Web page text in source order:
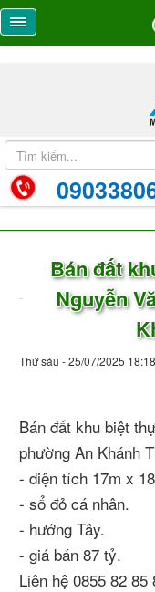
Bán đất
Nguyễn
Thứ sáu - 25/07/2025 18:18
Bán đất khu biệt
phường An Khánh
- diện tích 17m x
- sổ đỏ cá nhân.
- hướng Tây.
- giá bán 87 tỷ.
Liên hệ 0855 82 85